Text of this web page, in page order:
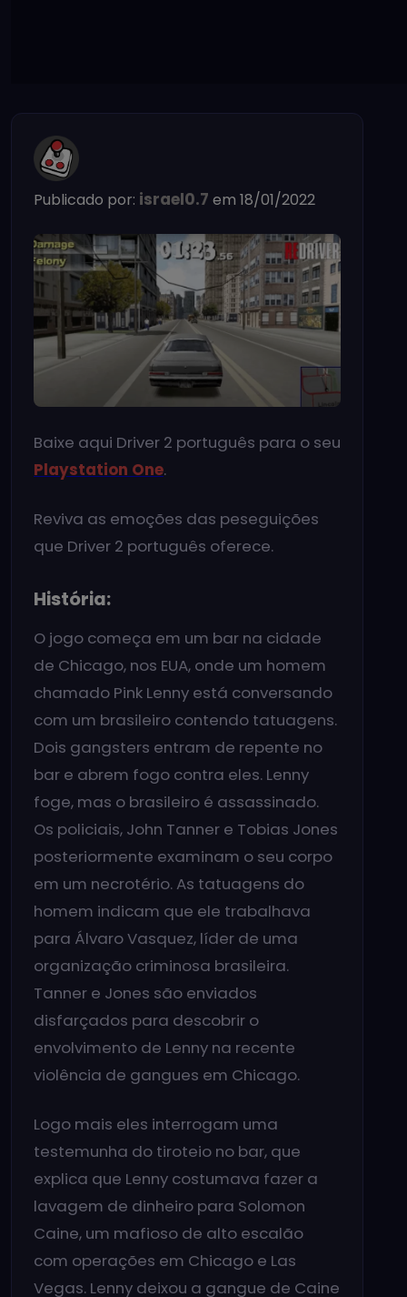
Publicado por: israel0.7 em 18/01/2022
Baixe aqui Driver 2 português para o seu
Playstation One.
Reviva as emoções das peseguições
que Driver 2 português oferece.
História:
O jogo começa em um bar na cidade
de Chicago, nos EUA, onde um homem
chamado Pink Lenny está conversando
com um brasileiro contendo tatuagens.
Dois gangsters entram de repente no
bar e abrem fogo contra eles. Lenny
foge, mas o brasileiro é assassinado.
Os policiais, John Tanner e Tobias Jones
posteriormente examinam o seu corpo
em um necrotério. As tatuagens do
homem indicam que ele trabalhava
para Álvaro Vasquez, líder de uma
organização criminosa brasileira.
Tanner e Jones são enviados
disfarçados para descobrir o
envolvimento de Lenny na recente
violência de gangues em Chicago.
Logo mais eles interrogam uma
testemunha do tiroteio no bar, que
explica que Lenny costumava fazer a
lavagem de dinheiro para Solomon
Caine, um mafioso de alto escalão
com operações em Chicago e Las
Vegas. Lenny deixou a gangue de Caine